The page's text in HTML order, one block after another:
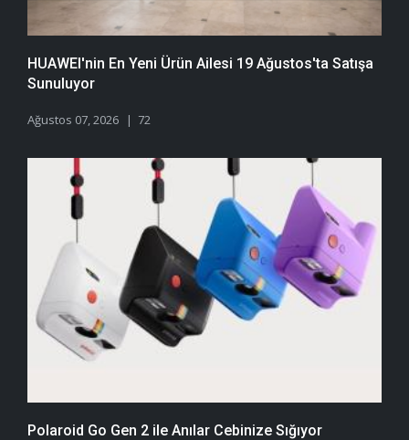
HUAWEI'nin En Yeni Ürün Ailesi 19 Ağustos'ta Satışa
Sunuluyor
Ağustos 07, 2026 72
Polaroid Go Gen 2 ile Anılar Cebinize Sığıyor